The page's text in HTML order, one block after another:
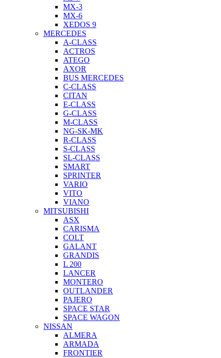
MX-3
MX-6
XEDOS 9
MERCEDES
A-CLASS
ACTROS
ATEGO
AXOR
BUS MERCEDES
C-CLASS
CITAN
E-CLASS
G-CLASS
M-CLASS
NG-SK-MK
R-CLASS
S-CLASS
SL-CLASS
SMART
SPRINTER
VARIO
VITO
VIANO
MITSUBISHI
ASX
CARISMA
COLT
GALANT
GRANDIS
L 200
LANCER
MONTERO
OUTLANDER
PAJERO
SPACE STAR
SPACE WAGON
NISSAN
ALMERA
ARMADA
FRONTIER